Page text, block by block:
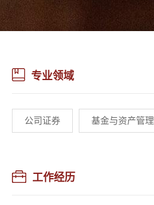
专业领域
公司证券 基金与资产管理
工作经历